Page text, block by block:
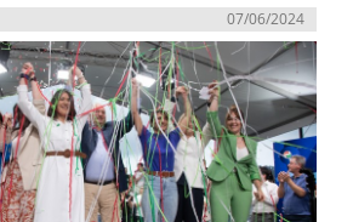
07/06/2024